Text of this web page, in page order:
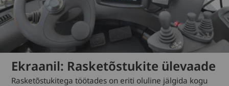
Ekraanil: Rasketõstukite ülevaade
Rasketõstukitega töötades on eriti oluline jälgida kogu